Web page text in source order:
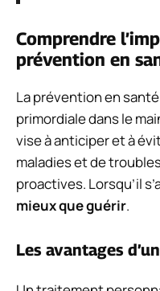
Comprendre
prévention en
La prévention en
primordiale dans le
vise à anticiper et à
maladies et de
proactives. Lorsqu’il
mieux que guérir.
Les avantages